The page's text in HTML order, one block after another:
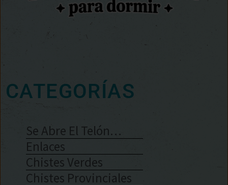
CATEGORÍAS
Se Abre El Telón…
Enlaces
Chistes Verdes
Chistes Provinciales